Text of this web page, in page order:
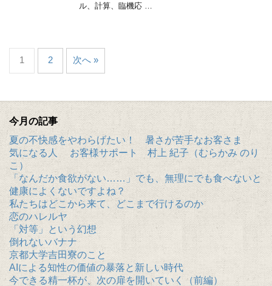
ル、計算、臨機応 …
1 2 次へ »
今月の記事
夏の不快感をやわらげたい！ 暑さが苦手なお客さま
気になる人 お客様サポート 村上 紀子（むらかみ のり
こ）
「なんだか食欲がない……」でも、無理にでも食べないと
健康によくないですよね？
私たちはどこから来て、どこまで行けるのか
恋のハレルヤ
「対等」という幻想
倒れないバナナ
京都大学吉田寮のこと
AIによる知性の価値の暴落と新しい時代
今できる精一杯が、次の扉を開いていく（前編）